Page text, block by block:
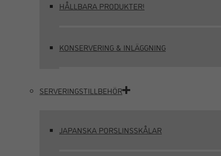
HÅLLBARA PRODUKTER!
KONSERVERING & INLÄGGNING
SERVERINGSTILLBEHÖR
JAPANSKA PORSLINSSKÅLAR